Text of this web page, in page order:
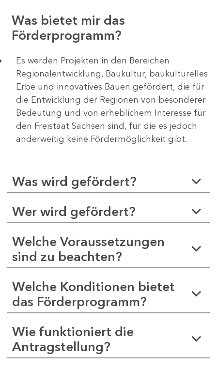
Was bietet mir das
Förderprogramm?
Es werden Projekten in den Bereichen
Regionalentwicklung, Baukultur, baukulturelles
Erbe und innovatives Bauen gefördert, die für
die Entwicklung der Regionen von besonderer
Bedeutung und von erheblichem Interesse für
den Freistaat Sachsen sind, für die es jedoch
anderweitig keine Fördermöglichkeit gibt.
Was wird gefördert?
Wer wird gefördert?
Welche Voraussetzungen
sind zu beachten?
Welche Konditionen bietet
das Förderprogramm?
Wie funktioniert die
Antragstellung?